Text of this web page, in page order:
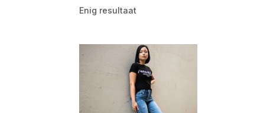
Enig resultaat